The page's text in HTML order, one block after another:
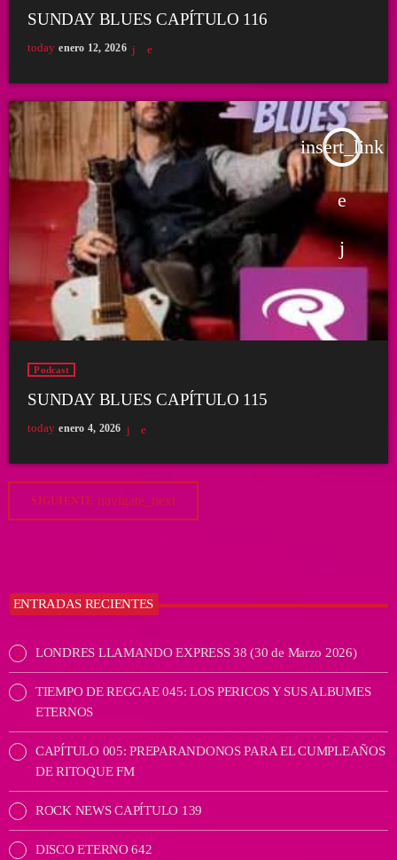
SUNDAY BLUES CAPÍTULO 116
today enero 12, 2026
insert_link
Podcast
SUNDAY BLUES CAPÍTULO 115
today enero 4, 2026
SIGUIENTE navigate_next
ENTRADAS RECIENTES
LONDRES LLAMANDO EXPRESS 38 (30 de Marzo 2026)
TIEMPO DE REGGAE 045: LOS PERICOS Y SUS ALBUMES
ETERNOS
CAPÍTULO 005: PREPARANDONOS PARA EL CUMPLEAÑOS
DE RITOQUE FM
ROCK NEWS CAPÍTULO 139
DISCO ETERNO 642